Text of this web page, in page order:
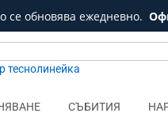
се обновява ежедневно.
теснолинейка
СЪБИТИЯ